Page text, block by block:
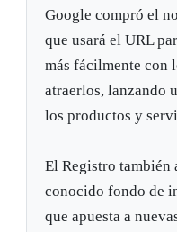
Google compró el
que usará el URL
más fácilmente con
atraerlos, lanzando
los productos y
El Registro también
conocido fondo de
que apuesta a